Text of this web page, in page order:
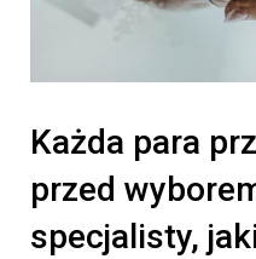
Każda para
przed
specjalisty,